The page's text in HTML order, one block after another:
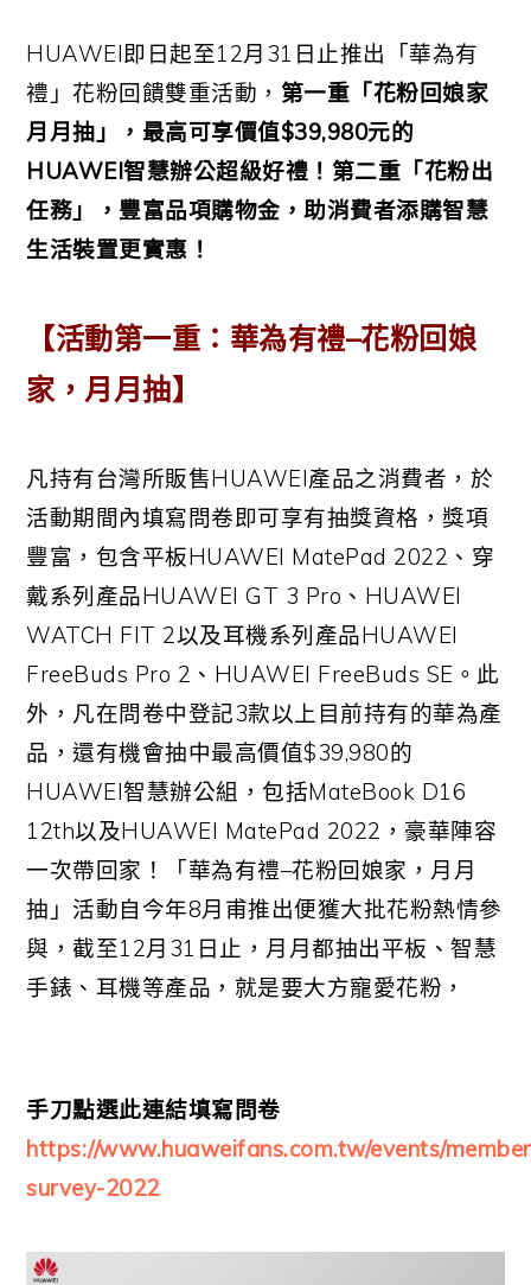
HUAWEI即日起至12月 31 日止推出「華為有
禮」花粉回饋雙重活動， 第一重「花粉回娘家
月月抽」，最高可享價值$39,980元的
HUAWEI智慧辦公超級好禮！第二重「花粉出
任務」，豐富品項購物金，助消費者添購智慧
生活裝置更實惠！
【活動第一重：華為有禮–花粉回娘
家，月月抽】
凡持有台灣所販售HUAWEI產品之消費者，於
活動期間內填寫問卷即可享有抽獎資格，獎項
豐富，包含平板HUAWEI MatePad 2022 、穿
戴系列產品HUAWEI GT 3 Pro 、 HUAWEI
WATCH FIT 2以及耳機系列產品HUAWEI
FreeBuds Pro 2 、 HUAWEI FreeBuds SE 。此
外，凡在問卷中登記3款以上目前持有的華為產
品，還有機會抽中最高價值$39,980的
HUAWEI智慧辦公組，包括MateBook D16
12th以及HUAWEI MatePad 2022 ，豪華陣容
一次帶回家！「華為有禮–花粉回娘家，月月
抽」活動自今年8月甫推出便獲大批花粉熱情參
與，截至12月 31 日止，月月都抽出平板、智慧
手錶、耳機等產品，就是要大方寵愛花粉，
手刀點選此連結填寫問卷
https://www.huaweifans.com.tw/events/
survey-2022